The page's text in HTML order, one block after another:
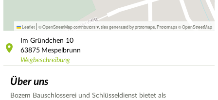
Leaflet | © OpenStreetMap contributors ♥, tiles generated by protomaps Protomaps©OpenStreetMap
Im Gründchen 10
63875 Mespelbrunn
Wegbeschreibung
Über uns
Bozem Bauschlosserei und Schlüsseldienst bietet als